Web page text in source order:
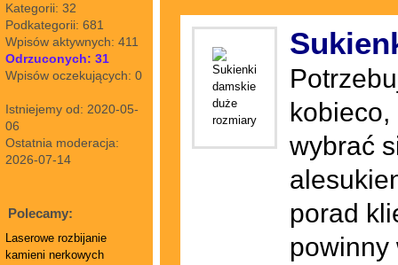
Kategorii: 32
Podkategorii: 681
Wpisów aktywnych: 411
Odrzuconych: 31
Wpisów oczekujących: 0
Istniejemy od: 2020-05-
06
Ostatnia moderacja:
2026-07-14
Polecamy:
Laserowe rozbijanie
kamieni nerkowych
kobieco,
wybrać
porad
powinny